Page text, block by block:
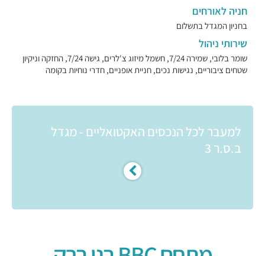
חניה לאורחים
בחניון המגדל בתשלום
שירותי ניהול
שומר בלובי, שמירה 7/24, חשמל מיזוג צ'לרים, גישה 7/24, החזקה וניקיון
שטחים ציבוריים, נגישות נכים, חניית אופניים, חדרי נוחיות בקומה
למעבר לכל הנכסים האקטואליים - מגדל
ב.ס.ר 3